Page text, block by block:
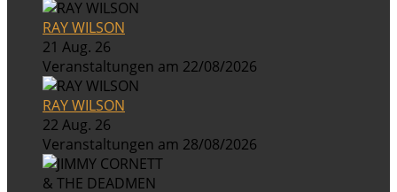
RAY WILSON
21 Aug. 26
Veranstaltungen am 22/08/2026
RAY WILSON
22 Aug. 26
Veranstaltungen am 28/08/2026